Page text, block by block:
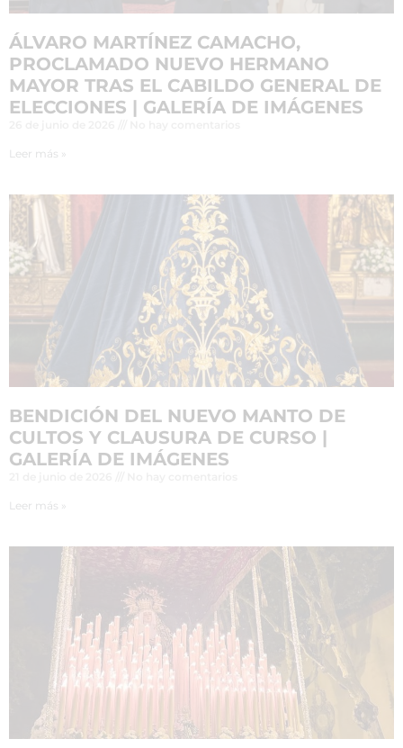
ÁLVARO MARTÍNEZ CAMACHO,
PROCLAMADO NUEVO HERMANO
MAYOR TRAS EL CABILDO GENERAL DE
ELECCIONES | GALERÍA DE IMÁGENES
Leer más »
BENDICIÓN DEL NUEVO MANTO DE
CULTOS Y CLAUSURA DE CURSO |
GALERÍA DE IMÁGENES
Leer más »